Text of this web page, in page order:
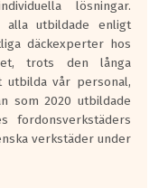
den
lösningar.
alla utbildade enligt
däckexperter hos
trots den långa
vår personal,
som 2020 utbildade
fordonsverkstäders
verkstäder under